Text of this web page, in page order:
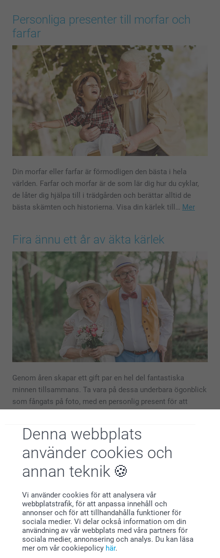
Denna webbplats
använder cookies och
annan teknik
Vi använder cookies för att analysera vår
webbplatstrafik, för att anpassa innehåll och
annonser och för att tillhandahålla funktioner för
sociala medier. Vi delar också information om din
användning av vår webbplats med våra partners för
sociala medier, annonsering och analys. Du kan läsa
mer om vår cookiepolicy här.
Personliga presenter till morfar och
farfar
Din morfar eller farfar är förmodligen den bästa i hela
världen. Farfar och morfar är de som lär dig hur du cyklar,
de låter dig hjälpa till i trädgården och berättar alltid de
bästa skämten och historierna. Visa din kärlek till… Mer
Fira ännu ett år av äkta kärlek
Genom åren skapar ett gift par en hel del fantastiska
minnen tillsammans. Ta vara på dessa underbara ögonblick
som fångats på foto, med en personlig present för att
Presenter som passar alla!